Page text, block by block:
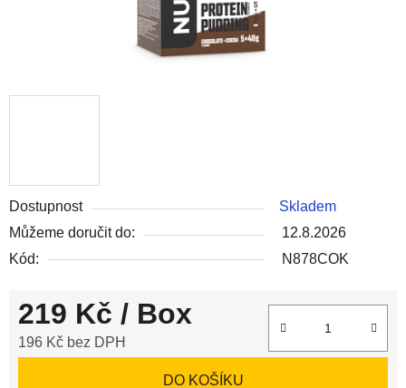
Dostupnost
Skladem
Můžeme doručit do:
12.8.2026
Kód:
N878COK
219 Kč / Box
196 Kč bez DPH
DO KOŠÍKU